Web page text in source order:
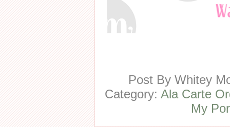
Post By Whitey
Category: Ala Carte
My